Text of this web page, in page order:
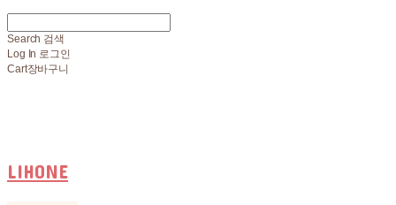
Search 검색
Log In 로그인
Cart장바구니
LIHONE